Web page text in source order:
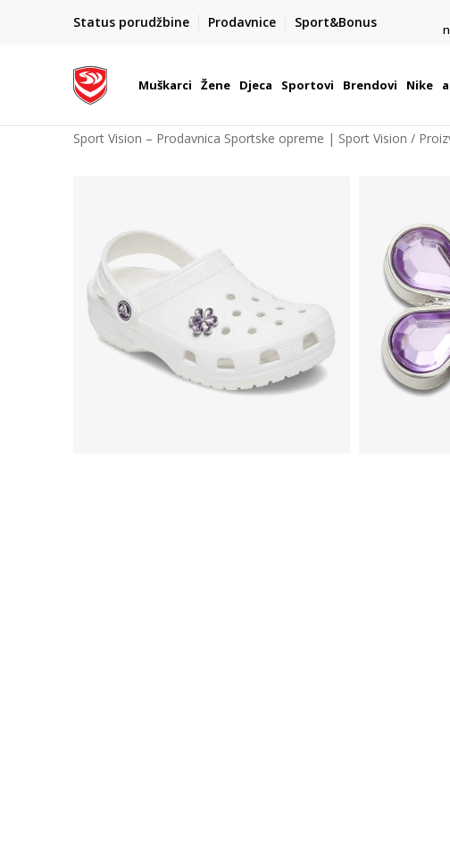
Status porudžbine Prodavnice Sport&Bonus
POZOVITE NAS NA : 055/490-400
Pon-Pet od 9h - 16h
Muškarci Žene Djeca Sportovi Brendovi Nike
Sport Vision – Prodavnica Sportske opreme | Sport Vision